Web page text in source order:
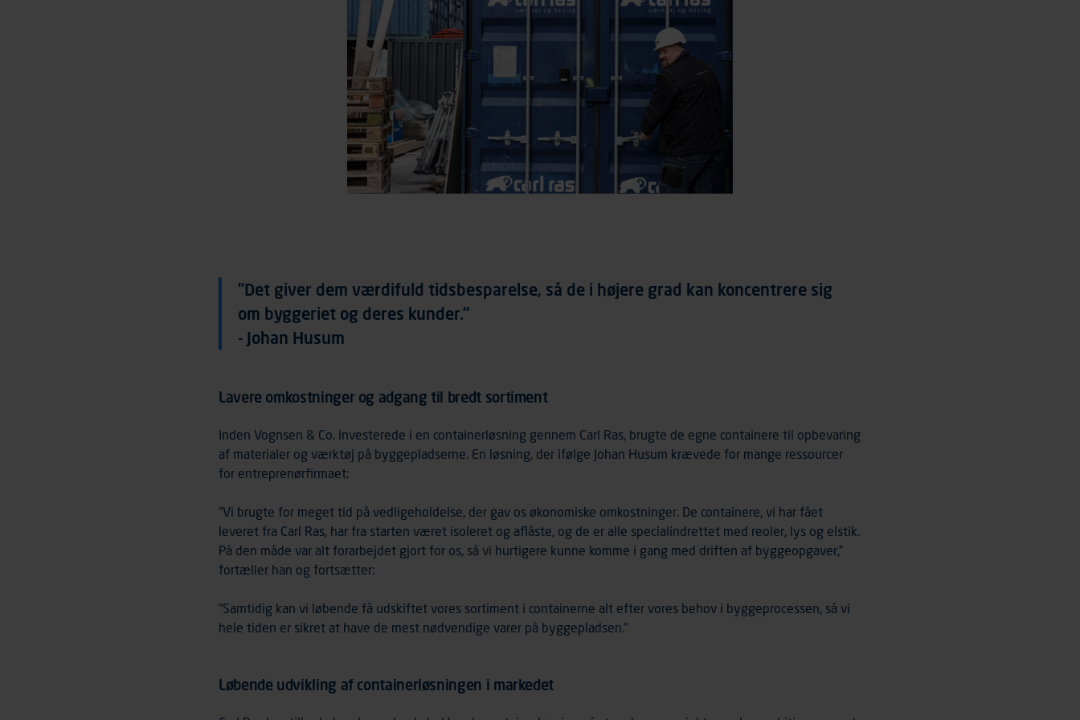
”Det giver dem værdifuld tidsbesparelse, så de i højere grad kan koncentrere sig
om byggeriet og deres kunder.”
- Johan Husum
Lavere omkostninger og adgang til bredt sortiment
Inden Vognsen & Co. investerede i en containerløsning gennem Carl Ras, brugte de egne containere til opbevaring
af materialer og værktøj på byggepladserne. En løsning, der ifølge Johan Husum krævede for mange ressourcer
for entreprenørfirmaet:
”Vi brugte for meget tid på vedligeholdelse, der gav os økonomiske omkostninger. De containere, vi har fået
leveret fra Carl Ras, har fra starten været isoleret og aflåste, og de er alle specialindrettet med reoler, lys og elstik.
På den måde var alt forarbejdet gjort for os, så vi hurtigere kunne komme i gang med driften af byggeopgaver,”
fortæller han og fortsætter:
”Samtidig kan vi løbende få udskiftet vores sortiment i containerne alt efter vores behov i byggeprocessen, så vi
hele tiden er sikret at have de mest nødvendige varer på byggepladsen.”
Løbende udvikling af containerløsningen i markedet